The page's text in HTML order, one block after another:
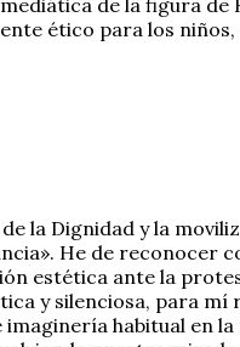
ético para los niños,
la Dignidad y la
He de reconocer
estética ante la
y silenciosa, para mí
imaginería habitual en